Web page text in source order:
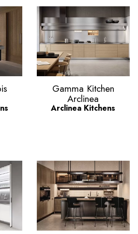
Vorschau
Gamma Kitchen
Arclinea
Arclinea Kitchens